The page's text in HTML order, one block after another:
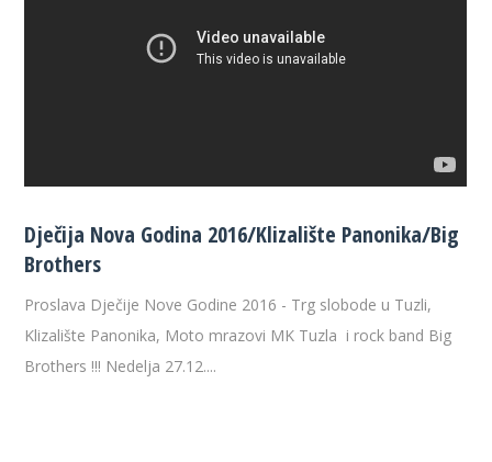
Dječija Nova Godina 2016/Klizalište Panonika/Big
Brothers
Proslava Dječije Nove Godine 2016 - Trg slobode u Tuzli,
Klizalište Panonika, Moto mrazovi MK Tuzla i rock band Big
Brothers !!! Nedelja 27.12....